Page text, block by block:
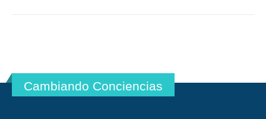
Cambiando Conciencias